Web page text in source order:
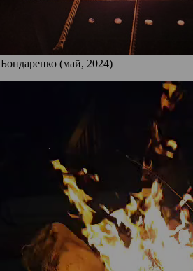
(май, 2024)